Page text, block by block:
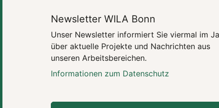
Newsletter WILA Bonn
Unser Newsletter informiert Sie viermal im
über aktuelle Projekte und Nachrichten aus
unseren Arbeitsbereichen.
Informationen zum Datenschutz